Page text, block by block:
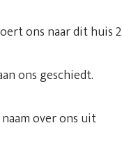
ons naar dit huis 2
ons geschiedt.
over ons uit